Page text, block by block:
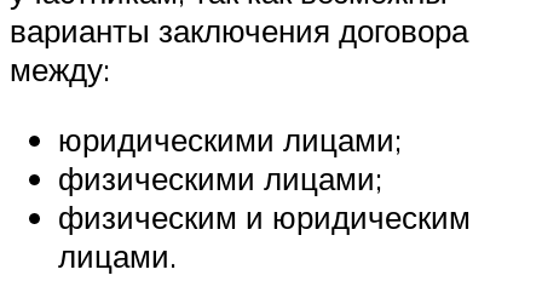
варианты заключения договора
между:
юридическими лицами;
физическими лицами;
физическим и юридическим
лицами.